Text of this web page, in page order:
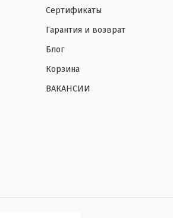
Сертификаты
Гарантия и возврат
Блог
Корзина
ВАКАНСИИ